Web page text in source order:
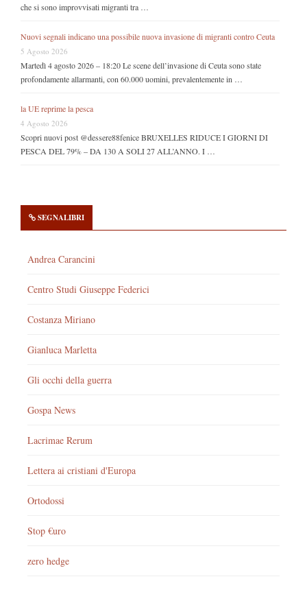
che si sono improvvisati migranti tra …
Nuovi segnali indicano una possibile nuova invasione di migranti contro Ceuta
5 Agosto 2026
Martedì 4 agosto 2026 – 18:20 Le scene dell’invasione di Ceuta sono state
profondamente allarmanti, con 60.000 uomini, prevalentemente in …
la UE reprime la pesca
4 Agosto 2026
Scopri nuovi post @dessere88fenice BRUXELLES RIDUCE I GIORNI DI
PESCA DEL 79% – DA 130 A SOLI 27 ALL’ANNO. I …
SEGNALIBRI
Andrea Carancini
Centro Studi Giuseppe Federici
Costanza Miriano
Gianluca Marletta
Gli occhi della guerra
Gospa News
Lacrimae Rerum
Lettera ai cristiani d'Europa
Ortodossi
Stop €uro
zero hedge